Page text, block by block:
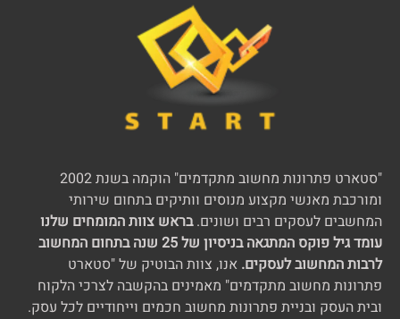
"סטארט פתרונות מחשוב מתקדמים" הוקמה בשנת 2002
ומורכבת מאנשי מקצוע מנוסים וותיקים בתחום שירותי
המחשבים לעסקים רבים ושונים.בראש צוות המומחים שלנו
עומד גיל פוקס המתגאה בניסיון של 25 שנה בתחום המחשוב
לרבות המחשוב לעסקים. אנו, צוות הבוטיק של "סטארט
פתרונות מחשוב מתקדמים" מאמינים בהקשבה לצרכי הלקוח
ובית העסק ובניית פתרונות מחשוב חכמים וייחודיים לכל עסק.